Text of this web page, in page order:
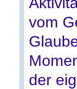
vom
der